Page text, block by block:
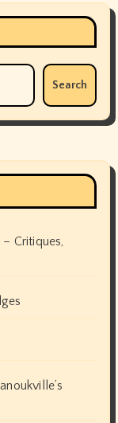
Search
Critiques,